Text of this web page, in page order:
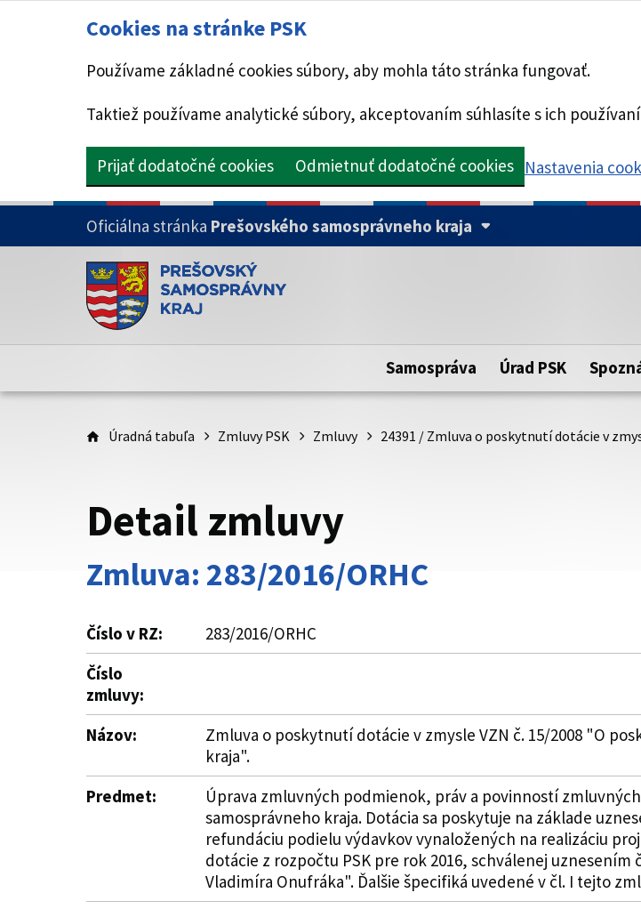
Cookies na stránke PSK
Používame základné cookies súbory, aby mohla táto stránka fungovať.
Taktiež používame analytické súbory, akceptovaním súhlasíte s ich
Prijať dodatočné cookies Odmietnuť dodatočné cookies Nastavenia
PRESKOČIŤ NA HLAVNÝ OBSAH
Oficiálna stránka Prešovského samosprávneho kraja
Doména psk.sk je oficiálna
Toto je oficiálna webová stránka Prešovského samosprávneho kraja.
Samospráva Úrad PSK
Úradná tabuľa Zmluvy PSK Zmluvy 24391 / Zmluva o poskytnutí dotácie v
Detail zmluvy
Zmluva: 283/2016/ORHC
Číslo v RZ:
283/2016/ORHC
Číslo
zmluvy:
Názov:
Zmluva o poskytnutí dotácie v zmysle VZN č. 15/2008 "O
kraja".
Predmet:
Úprava zmluvných podmienok, práv a povinností
samosprávneho kraja. Dotácia sa poskytuje na základe
refundáciu podielu výdavkov vynaložených na realizáciu
dotácie z rozpočtu PSK pre rok 2016, schválenej uznesením
Vladimíra Onufráka". Ďalšie špecifiká uvedené v čl. I tejto